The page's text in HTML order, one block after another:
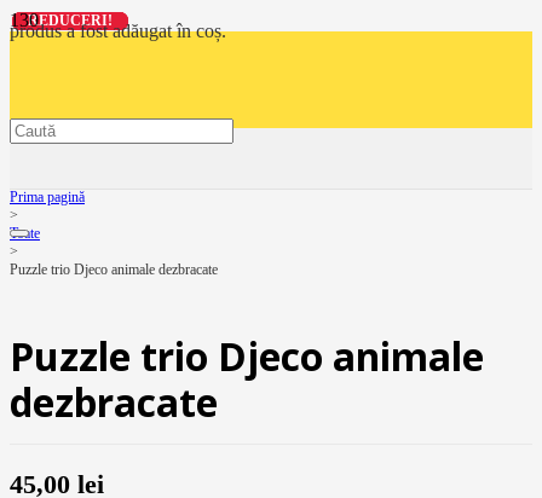
produsa fost adăugat în coș.
Prima pagină
>
Toate
>
Puzzle trio Djeco animale dezbracate
Puzzle trio Djeco animale
dezbracate
45,00 lei
REDUCERI!
REDUCERI!
REDUCERI!
REDUCERI!